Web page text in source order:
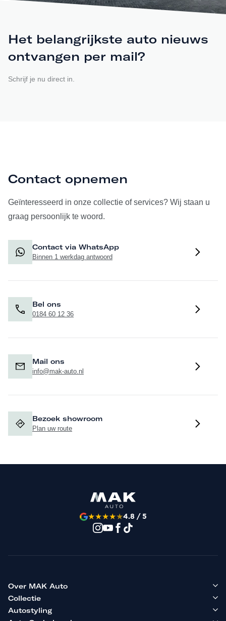
Het belangrijkste auto nieuws
ontvangen per mail?
Schrijf je nu direct in.
Contact opnemen
Geïnteresseerd in onze collectie of services? Wij staan u
graag persoonlijk te woord.
Contact via WhatsApp
Binnen 1 werkdag antwoord
Bel ons
0184 60 12 36
Mail ons
info@mak-auto.nl
Bezoek showroom
Plan uw route
★★★★★4.8 / 5
Over MAK Auto
Collectie
Autostyling